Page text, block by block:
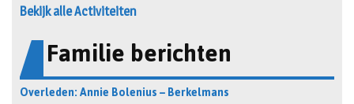
Bekijk alle Activiteiten
Familie berichten
Overleden: Annie Bolenius – Berkelmans